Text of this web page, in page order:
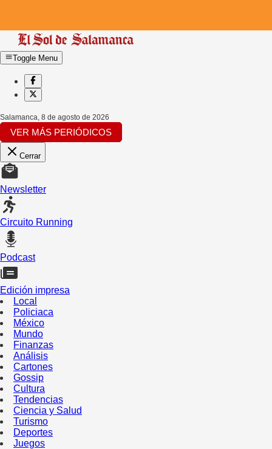
Toggle Menu
Salamanca, 8 de agosto de 2026
VER MÁS PERIÓDICOS
Cerrar
Newsletter
Circuito Running
Podcast
Edición impresa
Local
Policiaca
México
Mundo
Finanzas
Análisis
Cartones
Gossip
Cultura
Tendencias
Ciencia y Salud
Turismo
Deportes
Juegos